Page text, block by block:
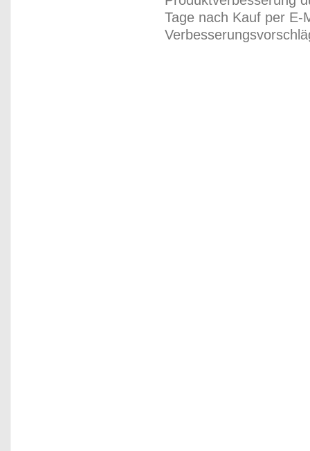
Tage nach Kauf per E-